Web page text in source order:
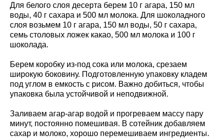
Для белого слоя десерта берем 10 г агара, 150 мл
воды, 40 г сахара и 500 мл молока. Для шоколадного
слоя возьмем 10 г агара, 150 мл воды, 50 г сахара,
семь столовых ложек какао, 500 мл молока и 100 г
шоколада.
Берем коробку из-под сока или молока, срезаем
широкую боковину. Подготовленную упаковку кладем
под углом в емкость с рисом. Важно добиться, чтобы
упаковка была устойчивой и неподвижной.
Заливаем агар-агар водой и прогреваем массу пару
минут, постоянно помешивая. В сотейник добавляем
сахар и молоко, хорошо перемешиваем ингредиенты.